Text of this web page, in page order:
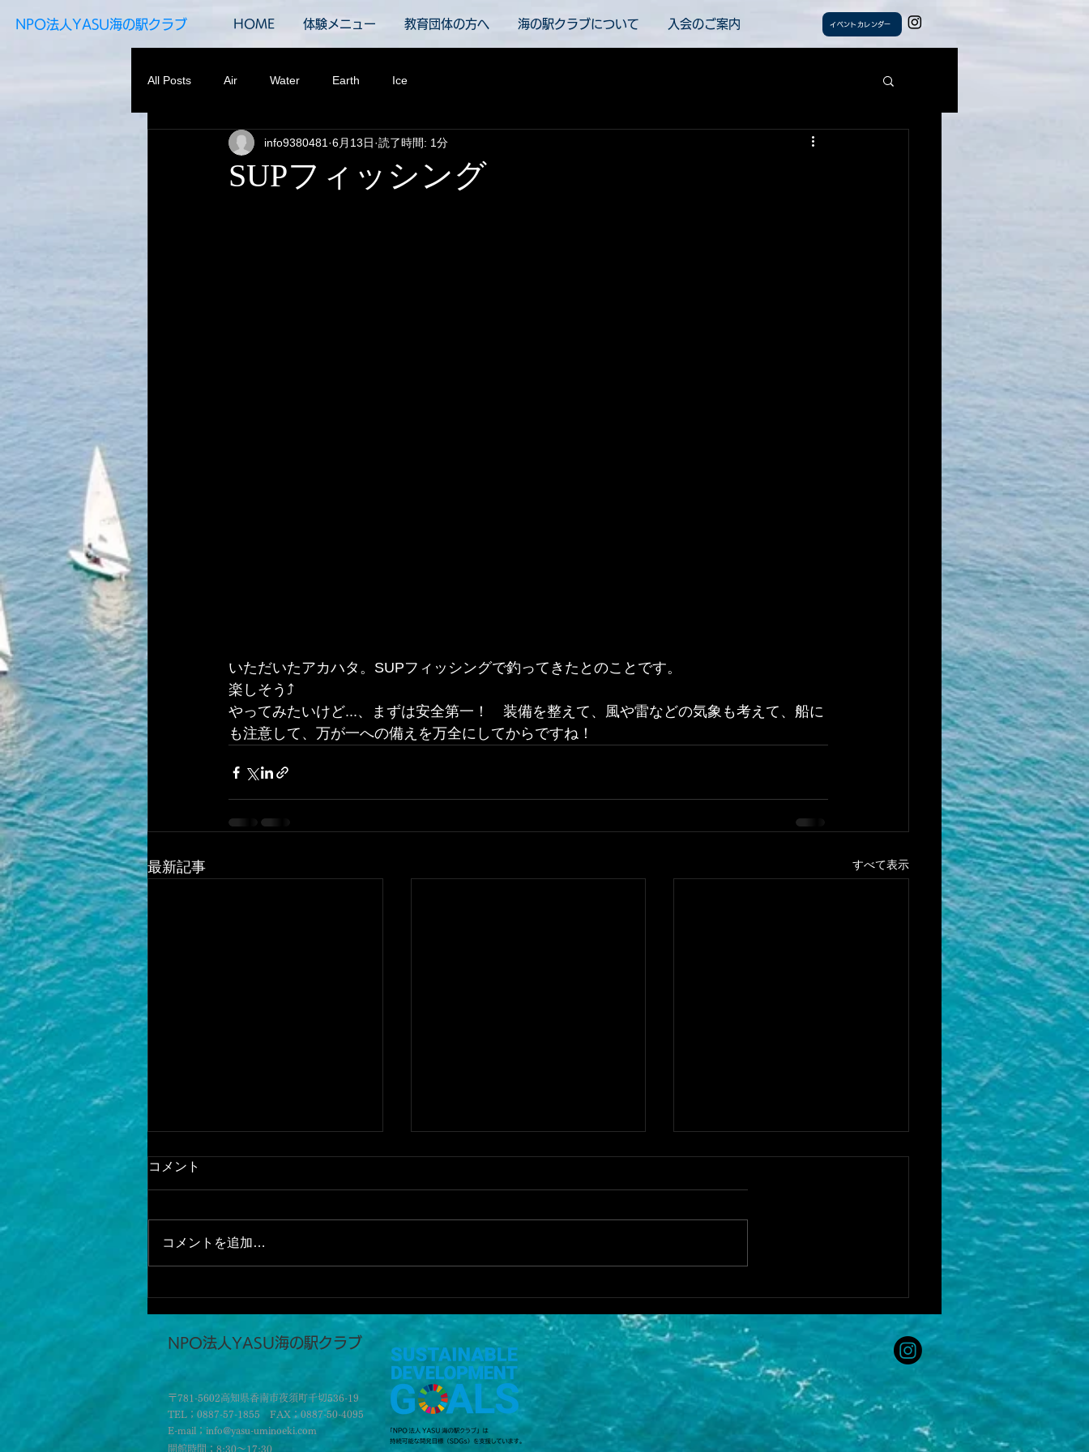
​NPO法人YASU海の駅クラブ HOME 体験メニュー 教育団体の方へ 海の駅クラブについて 入会のご案内 イベントカレンダー
All Posts Air Water Earth Ice
SUPフィッシング
info9380481 6月13日 読了時間: 1分
いただいたアカハタ。SUPフィッシングで釣ってきたとのことです。
楽しそう⤴
やってみたいけど...、まずは安全第一！　装備を整えて、風や雷などの気象も考えて、船に
も注意して、万が一への備えを万全にしてからですね！
最新記事 すべて表示
が．．．
コメント
コメントを追加…
​NPO法人YASU海の駅クラブ
〒781-5602高知県香南市夜須町千切536-19
TEL；0887-57-1855 FAX；0887-50-4095
E-mail；info@yasu-uminoeki.com
開館時間；8:30～17:30